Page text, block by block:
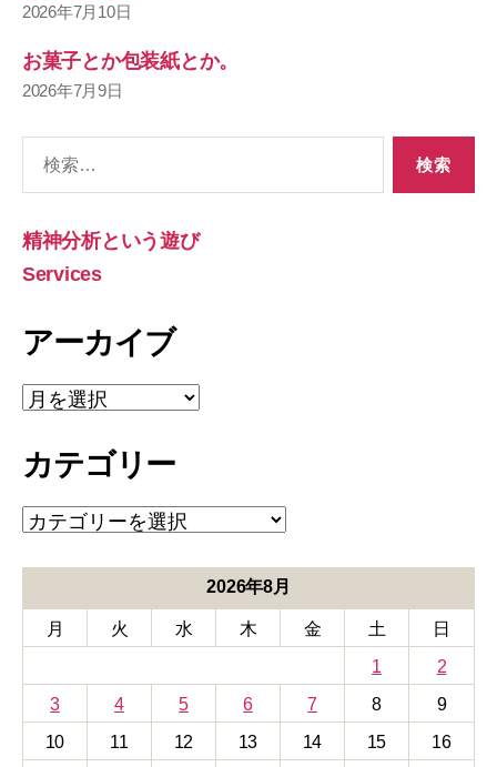
2026年7月10日
お菓子とか包装紙とか。
2026年7月9日
象:
精神分析という遊び
Services
アーカイブ
ア
ー
イ
カテゴリー
カ
テ
ー
2026年8月
月 火 水 木 金 土
日
1
2
3
4 5 6 7 8
9
10
11 12 13 14 15
16